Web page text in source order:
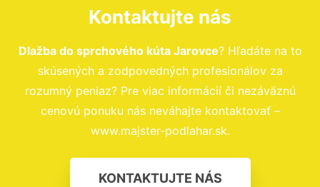
Kontaktujte nás
Dlažba do sprchového kúta Jarovce? Hľadáte na to
skúsených a zodpovedných profesionálov za
rozumný peniaz? Pre viac informácií či nezáväznú
cenovú ponuku nás neváhajte kontaktovať –
www.majster-podlahar.sk.
KONTAKTUJTE NÁS